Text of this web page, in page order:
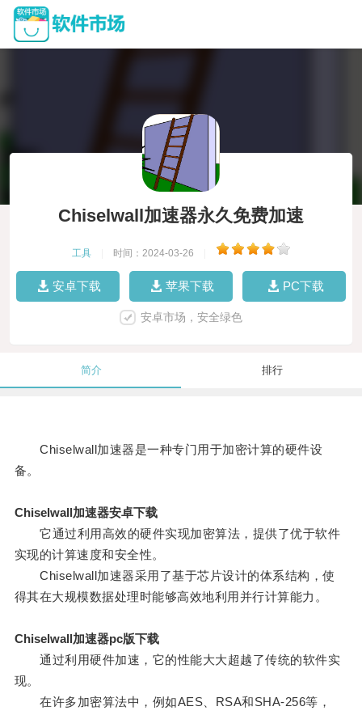
Chiselwall加速器永久免费加速
工具 时间：2024-03-26
安卓下载 苹果下载 PC下载
安卓市场，安全绿色
简介 排行
Chiselwall加速器是一种专门用于加密计算的硬件设
备。
Chiselwall加速器安卓下载
它通过利用高效的硬件实现加密算法，提供了优于软件
实现的计算速度和安全性。
Chiselwall加速器采用了基于芯片设计的体系结构，使
得其在大规模数据处理时能够高效地利用并行计算能力。
Chiselwall加速器pc版下载
通过利用硬件加速，它的性能大大超越了传统的软件实
现。
在许多加密算法中，例如AES、RSA和SHA-256等，